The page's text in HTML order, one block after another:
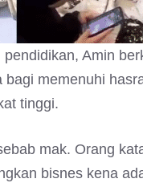
Amin
memenuhi
tinggi.
mak. Orang
bisnes kena